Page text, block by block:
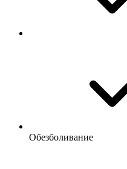
Обезболивание